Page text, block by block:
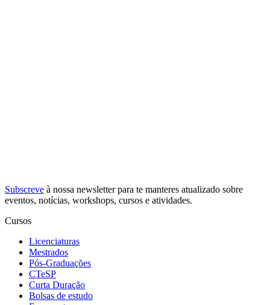
Subscreve à nossa newsletterpara te manteres atualizado sobre
eventos, notícias, workshops, cursos e atividades.
Cursos
Licenciaturas
Mestrados
Pós-Graduações
CTeSP
Curta Duração
Bolsas de estudo